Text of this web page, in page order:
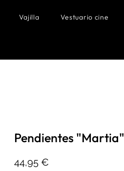
Vajilla Vestuario cine
Pendientes "Martia"
44,95 €